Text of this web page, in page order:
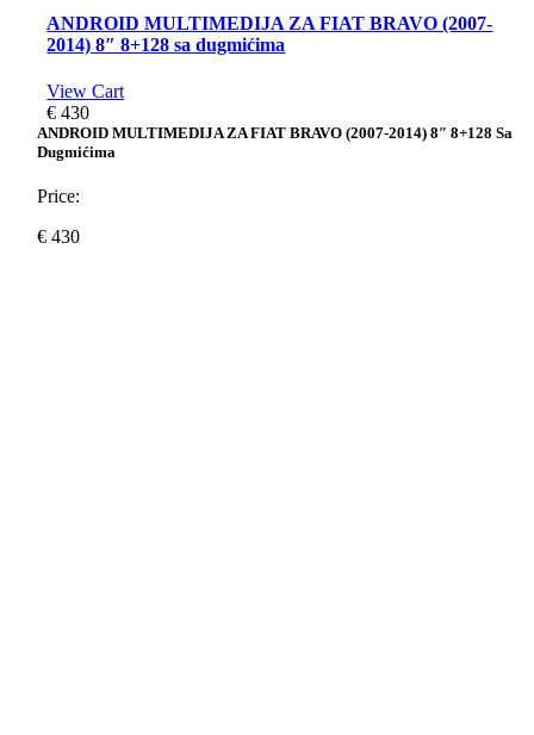
ANDROID MULTIMEDIJA ZA FIAT BRAVO (2007-
2014) 8″ 8+128 sa dugmićima
View Cart
€ 430
ANDROID MULTIMEDIJA ZA FIAT BRAVO (2007-2014) 8″ 8+128 Sa
Dugmićima
Price:
€ 430